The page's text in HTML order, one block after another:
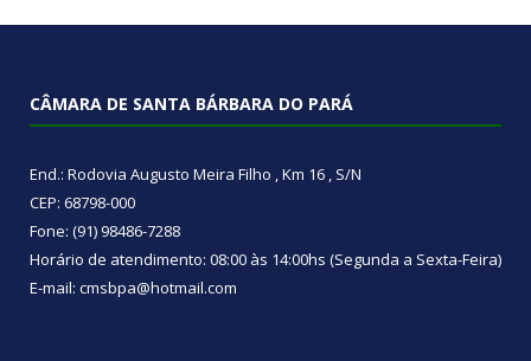
CÂMARA DE SANTA BÁRBARA DO PARÁ
End.: Rodovia Augusto Meira Filho , Km 16 , S/N
CEP: 68798-000
Fone: (91) 98486-7288
Horário de atendimento: 08:00 às 14:00hs (Segunda a Sexta-Feira)
E-mail: cmsbpa@hotmail.com